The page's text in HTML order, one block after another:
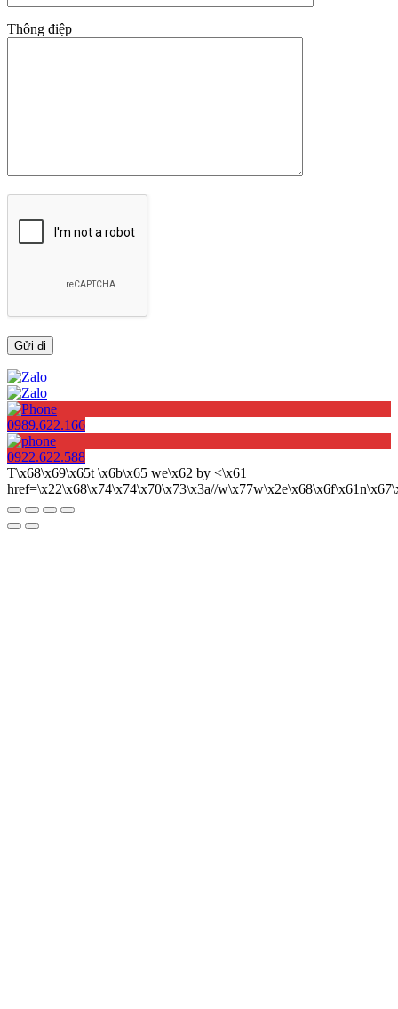
Thông điệp
0989.622.166
0922.622.588
T\x68\x69\x65t \x6b\x65 we\x62 by <\x61
href=\x22\x68\x74\x74\x70\x73\x3a//